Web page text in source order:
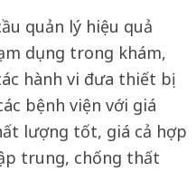
quản lý hiệu quả
dụng trong khám,
hành vi đưa thiết bị
bệnh viện với giá
lượng tốt, giá cả hợp
trung, chống thất